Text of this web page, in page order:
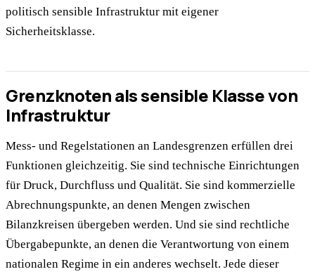
politisch sensible Infrastruktur mit eigener
Sicherheitsklasse.
Grenzknoten als sensible Klasse von
Infrastruktur
Mess- und Regelstationen an Landesgrenzen erfüllen drei
Funktionen gleichzeitig. Sie sind technische Einrichtungen
für Druck, Durchfluss und Qualität. Sie sind kommerzielle
Abrechnungspunkte, an denen Mengen zwischen
Bilanzkreisen übergeben werden. Und sie sind rechtliche
Übergabepunkte, an denen die Verantwortung von einem
nationalen Regime in ein anderes wechselt. Jede dieser